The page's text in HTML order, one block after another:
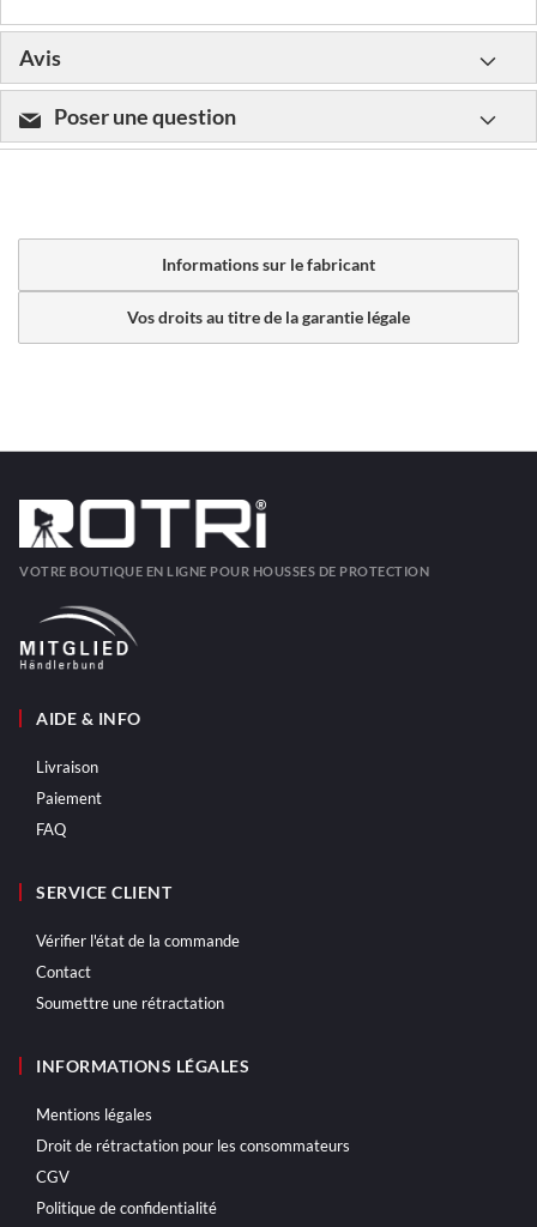
Avis
Poser une question
Informations sur le fabricant
Vos droits au titre de la garantie légale
VOTRE BOUTIQUE EN LIGNE POUR HOUSSES DE PROTECTION
AIDE & INFO
Livraison
Paiement
FAQ
SERVICE CLIENT
Vérifier l'état de la commande
Contact
Soumettre une rétractation
INFORMATIONS LÉGALES
Mentions légales
Droit de rétractation pour les consommateurs
CGV
Politique de confidentialité